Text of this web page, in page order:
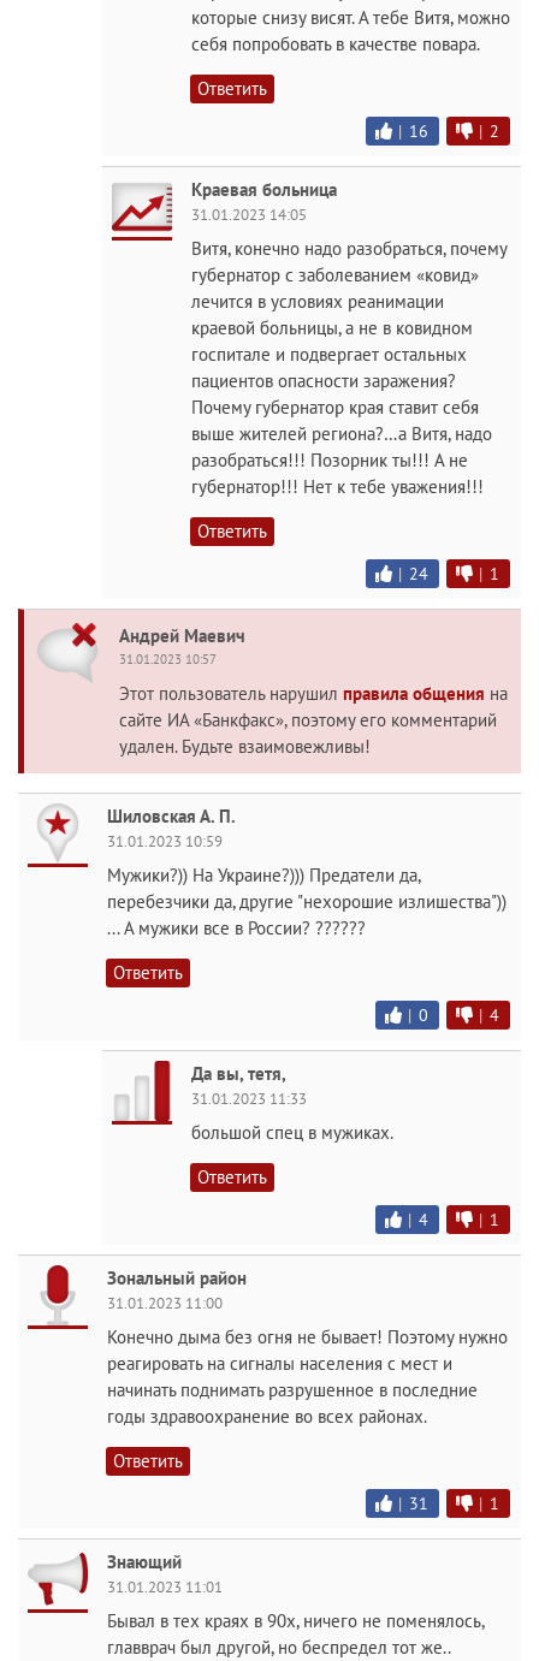
которые снизу висят. А тебе Витя, можно
себя попробовать в качестве повара.
Ответить
| 16 | 2
Краевая больница
31.01.2023 14:05
Витя, конечно надо разобраться, почему
губернатор с заболеванием «ковид»
лечится в условиях реанимации
краевой больницы, а не в ковидном
госпитале и подвергает остальных
пациентов опасности заражения?
Почему губернатор края ставит себя
выше жителей региона?…а Витя, надо
разобраться!!! Позорник ты!!! А не
губернатор!!! Нет к тебе уважения!!!
Ответить
| 24 | 1
Андрей Маевич
31.01.2023 10:57
Этот пользователь нарушил правила общения на
сайте ИА «Банкфакс», поэтому его комментарий
удален. Будьте взаимовежливы!
Шиловская А. П.
31.01.2023 10:59
Мужики?)) На Украине?))) Предатели да,
перебезчики да, другие "нехорошие излишества"))
... А мужики все в России? ??????
Ответить
| 0 | 4
Да вы, тетя,
31.01.2023 11:33
большой спец в мужиках.
Ответить
| 4 | 1
Зональный район
31.01.2023 11:00
Конечно дыма без огня не бывает! Поэтому нужно
реагировать на сигналы населения с мест и
начинать поднимать разрушенное в последние
годы здравоохранение во всех районах.
Ответить
| 31 | 1
Знающий
31.01.2023 11:01
Бывал в тех краях в 90х, ничего не поменялось,
главврач был другой, но беспредел тот же..